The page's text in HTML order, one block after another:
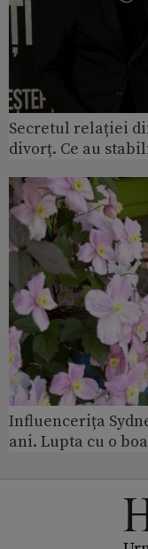
Secretul relației
divorț. Ce au
Influencerița
ani. Lupta cu o